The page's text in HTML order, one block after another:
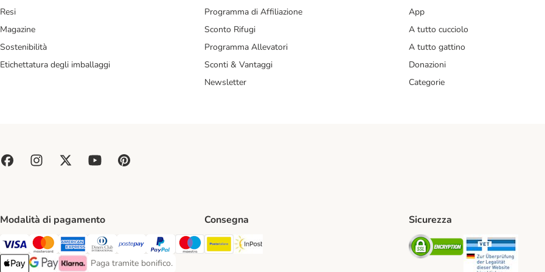
Resi
Magazine
Sostenibilità
Etichettatura degli imballaggi
Programma di Affiliazione
Sconto Rifugi
Programma Allevatori
Sconti & Vantaggi
Newsletter
App
A tutto cucciolo
A tutto gattino
Donazioni
Categorie
Modalità di pagamento
Paga con Visa. Payment Method
Paga con Mastercard. Payment Method
Paga con American Express. Payment Method
Paga con Diners Club. Payment Method
Paga con Postepay. Payment Method
Paga con PayPal. Payment Method
Paga con Maestro. Payment Method
Paga tramite bonifico.
Paga tramite bonifico. Payment Method
Consegna
Poste Italiane. Shipping Method
Sicurezza
Security